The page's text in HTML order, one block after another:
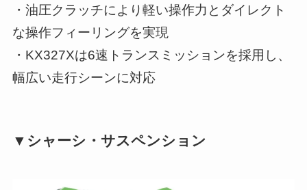
・油圧クラッチにより軽い操作力とダイレクト
な操作フィーリングを実現
・KX327Xは6速トランスミッションを採用し、
幅広い走行シーンに対応
▼シャーシ・サスペンション